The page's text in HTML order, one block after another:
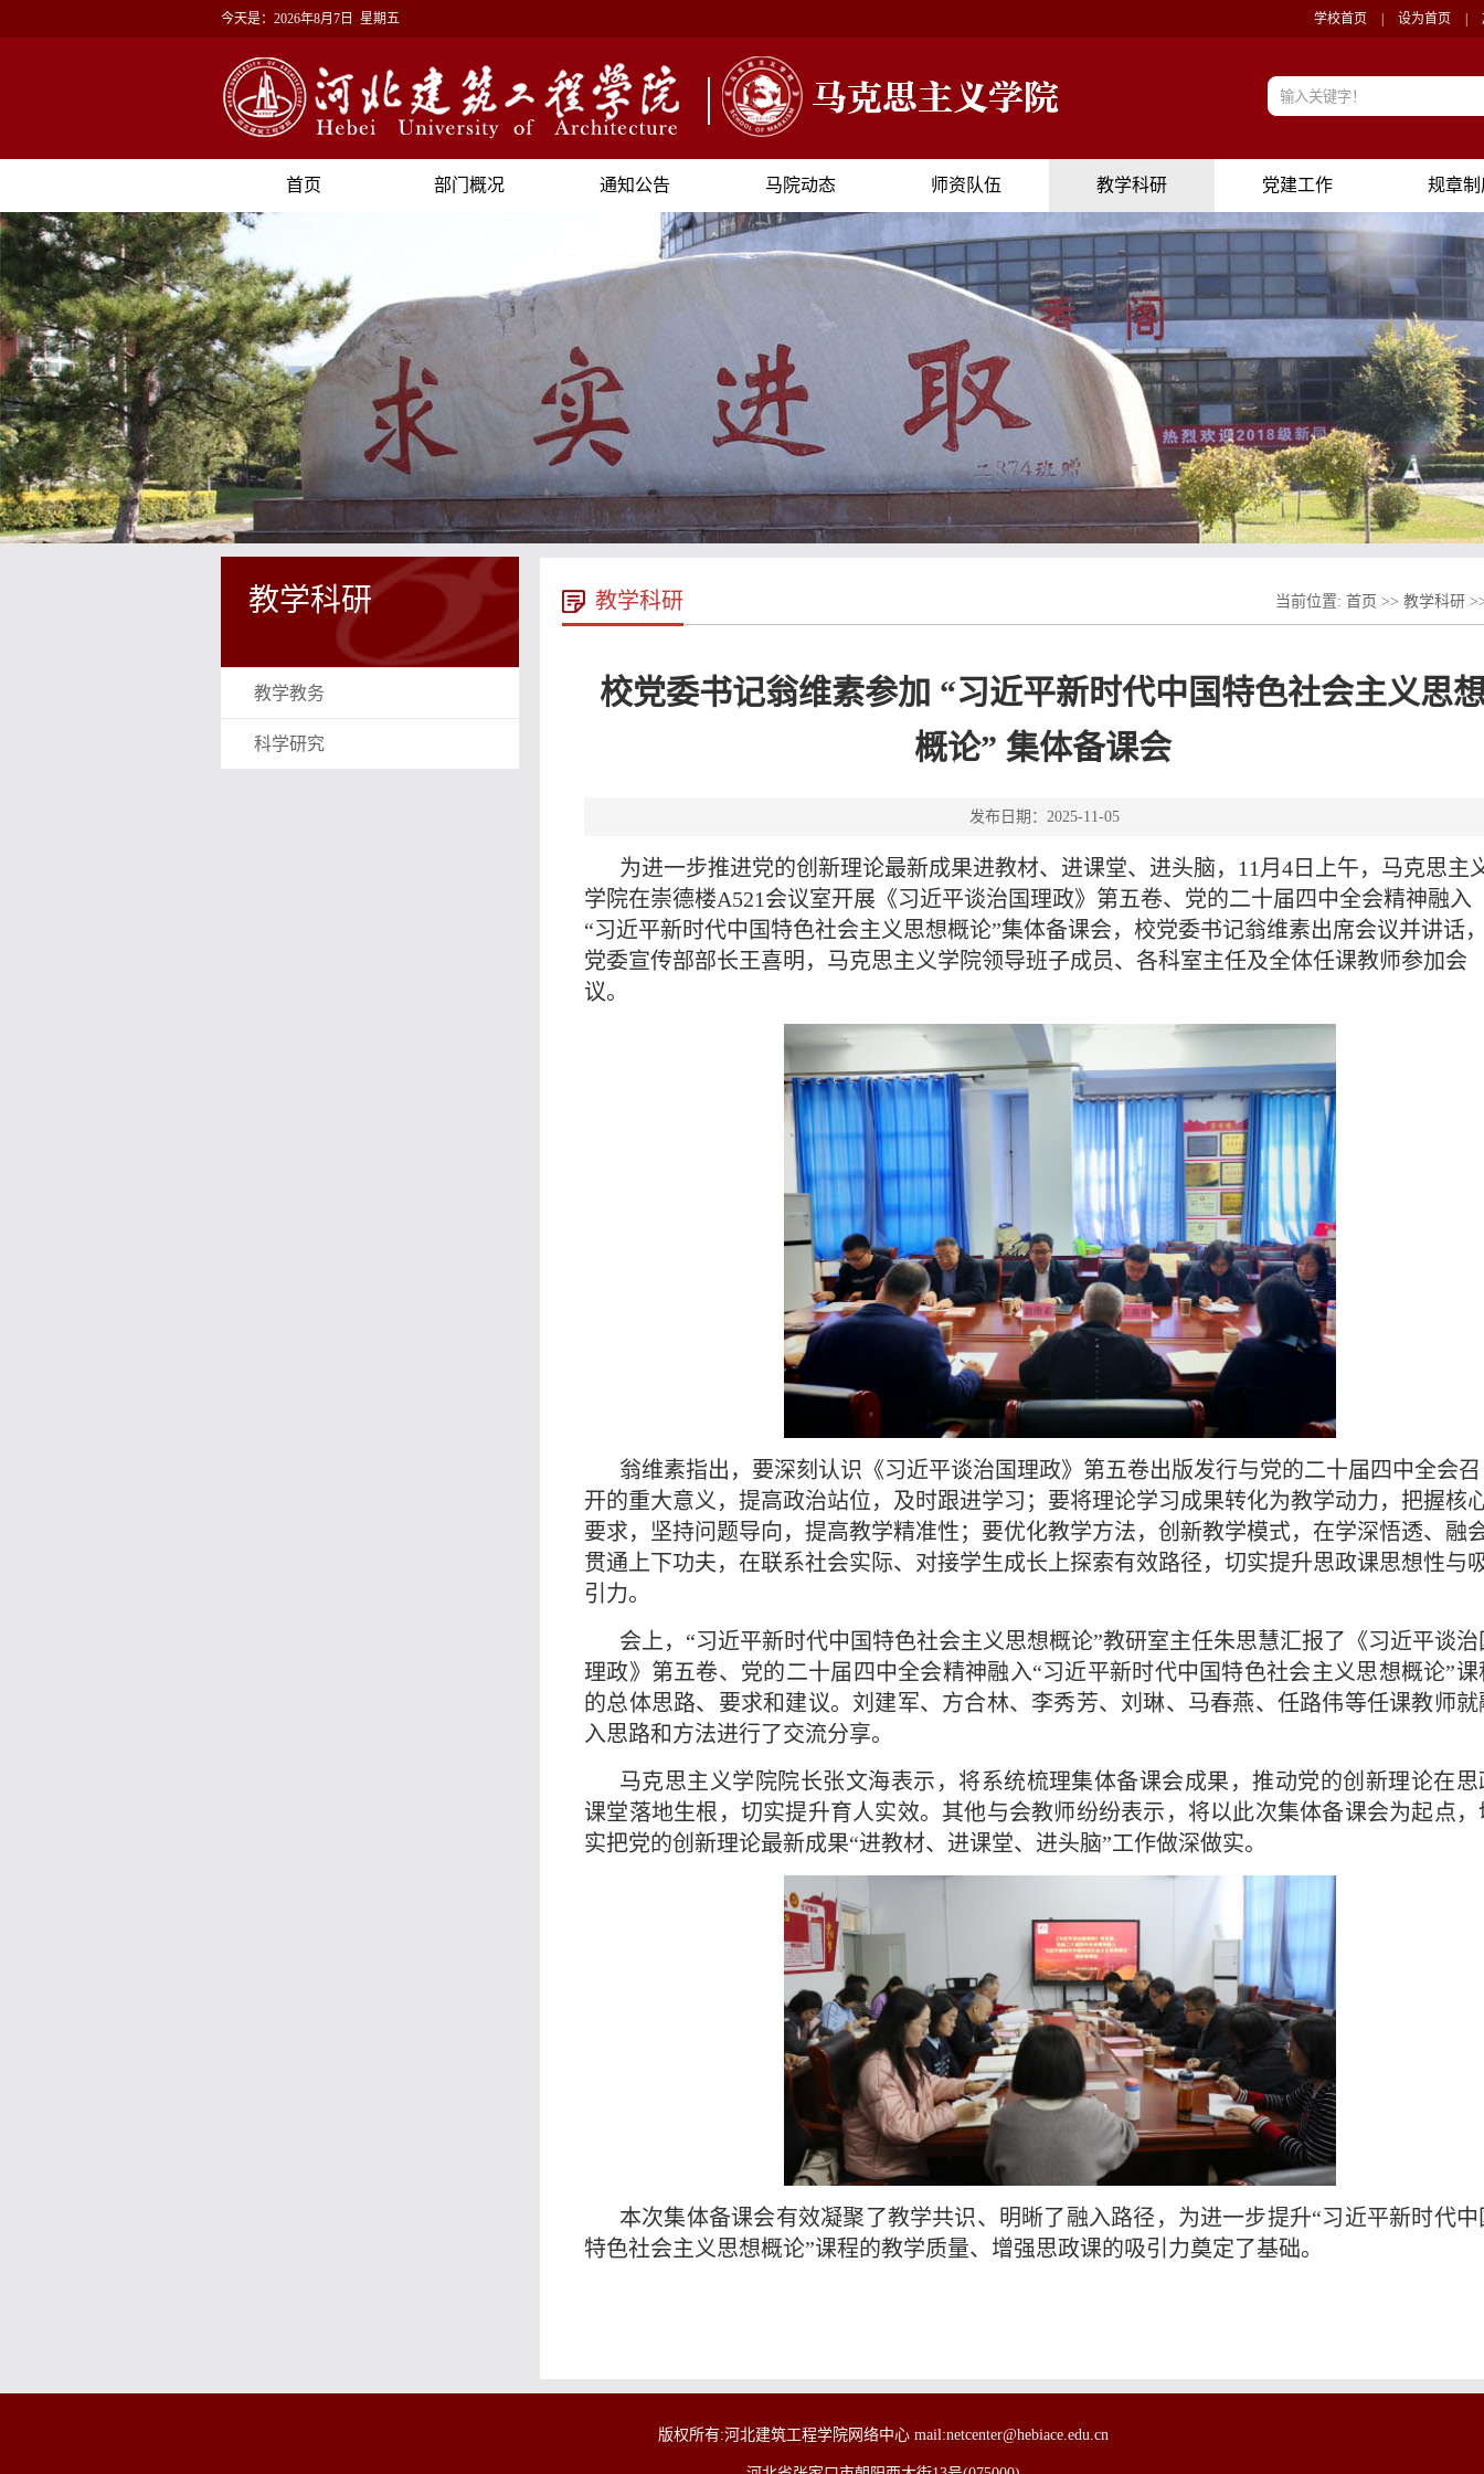
今天是： 2026年8月7日 星期五 学校首页 设为首页
首页 部门概况 通知公告 马院动态 师资队伍 教学科研 党建工作 规章制
教学科研
教学教务
科学研究
教学科研 当前位置: 首页 >> 教学科研
校党委书记翁维素参加 “习近平新时代中国特色社会主义思
概论” 集体备课会
发布日期：2025-11-05
为进一步推进党的创新理论最新成果进教材、进课堂、进头脑，11月4日上午，马克思主
学院在崇德楼A521会议室开展《习近平谈治国理政》第五卷、党的二十届四中全会精神融入
“习近平新时代中国特色社会主义思想概论”集体备课会，校党委书记翁维素出席会议并讲话
党委宣传部部长王喜明，马克思主义学院领导班子成员、各科室主任及全体任课教师参加会
议。
翁维素指出，要深刻认识《习近平谈治国理政》第五卷出版发行与党的二十届四中全会召
开的重大意义，提高政治站位，及时跟进学习；要将理论学习成果转化为教学动力，把握核
要求，坚持问题导向，提高教学精准性；要优化教学方法，创新教学模式，在学深悟透、融
贯通上下功夫，在联系社会实际、对接学生成长上探索有效路径，切实提升思政课思想性与
引力。
会上，“习近平新时代中国特色社会主义思想概论”教研室主任朱思慧汇报了《习近平谈治
理政》第五卷、党的二十届四中全会精神融入“习近平新时代中国特色社会主义思想概论”课
的总体思路、要求和建议。刘建军、方合林、李秀芳、刘琳、马春燕、任路伟等任课教师就
入思路和方法进行了交流分享。
马克思主义学院院长张文海表示，将系统梳理集体备课会成果，推动党的创新理论在思
课堂落地生根，切实提升育人实效。其他与会教师纷纷表示，将以此次集体备课会为起点，
实把党的创新理论最新成果“进教材、进课堂、进头脑”工作做深做实。
本次集体备课会有效凝聚了教学共识、明晰了融入路径，为进一步提升“习近平新时代中
特色社会主义思想概论”课程的教学质量、增强思政课的吸引力奠定了基础。
版权所有:河北建筑工程学院网络中心 mail:netcenter@hebiace.edu.cn